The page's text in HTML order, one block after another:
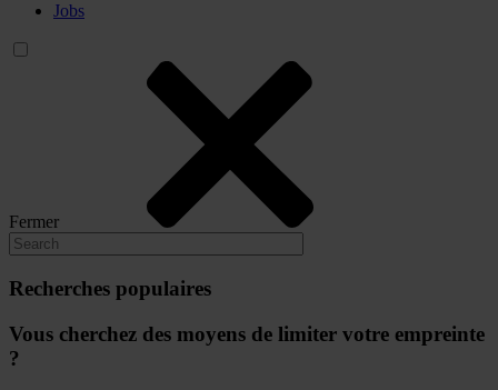
Jobs
Fermer
Recherches populaires
Vous cherchez des moyens de limiter votre empreinte
?